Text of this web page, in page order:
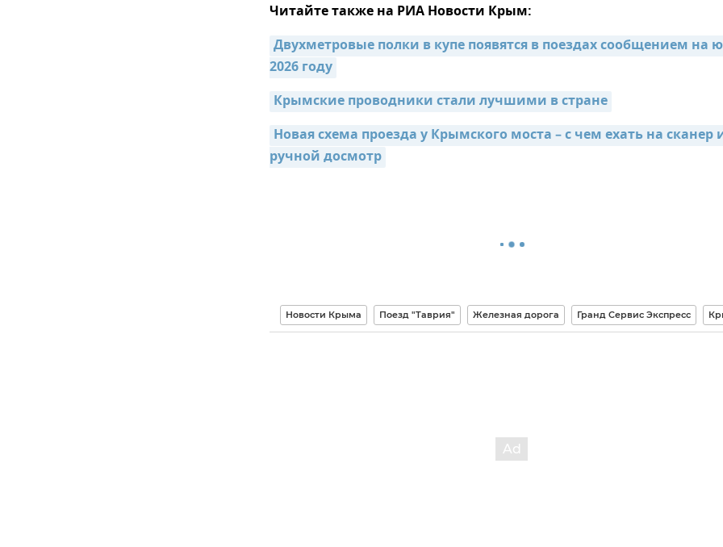
Читайте также на РИА Новости Крым:
Двухметровые полки в купе появятся в поездах сообщением на
2026 году
Крымские проводники стали лучшими в стране
Новая схема проезда у Крымского моста – с чем ехать на сканер
ручной досмотр
Новости Крыма Поезд "Таврия" Железная дорога Гранд Сервис Экспресс